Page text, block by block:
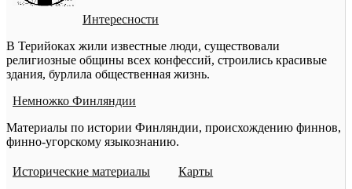
Интересности
В Терийоках жили известные люди, существовали
религиозные общины всех конфессий, строились красивые
здания, бурлила общественная жизнь.
Немножко Финляндии
Материалы по истории Финляндии, происхождению финнов,
финно-угорскому языкознанию.
Исторические материалы Карты